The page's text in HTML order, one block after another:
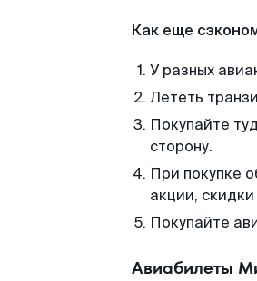
Как еще
У разных
Лететь
Покупайте
сторону.
При покупке
акции,
Покупайте
Авиабилеты